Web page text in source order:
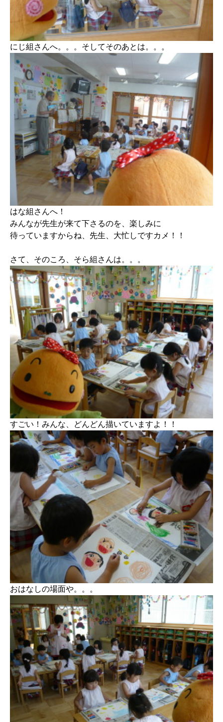
にじ組さんへ。。。そしてそのあとは。。。
はな組さんへ！
みんなが先生が来て下さるのを、楽しみに
待っていますからね、先生、大忙しですカメ！！
さて、そのころ、そら組さんは。。。
すごい！みんな、どんどん描いていますよ！！
おはなしの場面や。。。